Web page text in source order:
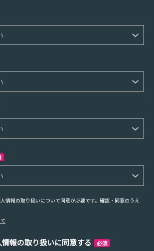
情報の取り扱いについて同意が必要です。確認・同意のうえ
報の取り扱いに同意する 必須